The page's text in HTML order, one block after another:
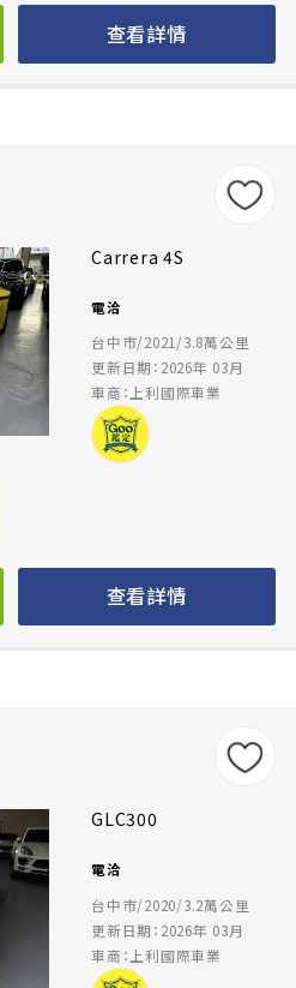
查看詳情
Carrera 4S
電洽
台中市/2021/3.8萬公里
更新日期：2026年 03月
車商：上利國際車業
查看詳情
GLC300
電洽
台中市/2020/3.2萬公里
更新日期：2026年 03月
車商：上利國際車業